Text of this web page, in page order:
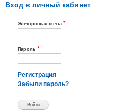
Вход в личный кабинет
Электронная почта *
Пароль *
Регистрация
Забыли пароль?